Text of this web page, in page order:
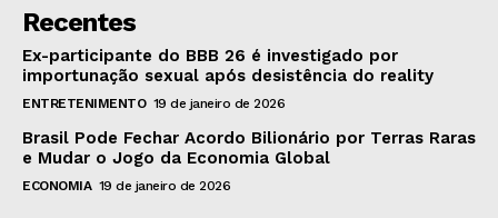
Recentes
Ex-participante do BBB 26 é investigado por
importunação sexual após desistência do reality
ENTRETENIMENTO 19 de janeiro de 2026
Brasil Pode Fechar Acordo Bilionário por Terras Raras
e Mudar o Jogo da Economia Global
ECONOMIA 19 de janeiro de 2026